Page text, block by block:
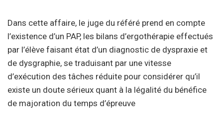
Dans cette affaire, le juge du référé prend en compte
l’existence d’un PAP, les bilans d’ergothérapie effectués
par l’élève faisant état d’un diagnostic de dyspraxie et
de dysgraphie, se traduisant par une vitesse
d’exécution des tâches réduite pour considérer qu’il
existe un doute sérieux quant à la légalité du bénéfice
de majoration du temps d’épreuve